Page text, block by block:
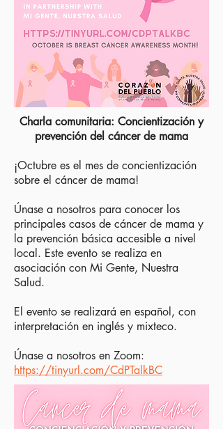
Charla comunitaria: Concientización y
prevención del cáncer de mama
¡Octubre es el mes de concientización
sobre el cáncer de mama!
Únase a nosotros para conocer los
principales casos de cáncer de mama y
la prevención básica accesible a nivel
local. Este evento se realiza en
asociación con Mi Gente, Nuestra
Salud.
El evento se realizará en español, con
interpretación en inglés y mixteco.
Únase a nosotros en Zoom:
https://tinyurl.com/CdPTalkBC